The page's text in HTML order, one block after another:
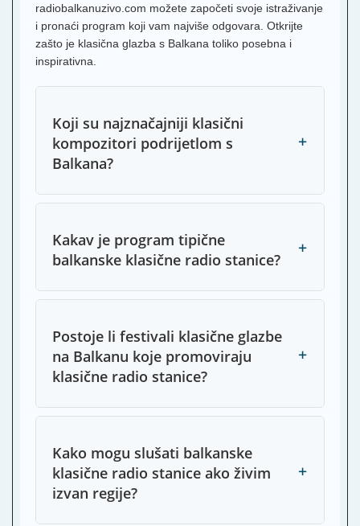
radiobalkanuzivo.com možete započeti svoje istraživanje
i pronaći program koji vam najviše odgovara. Otkrijte
zašto je klasična glazba s Balkana toliko posebna i
inspirativna.
Koji su najznačajniji klasični
kompozitori podrijetlom s
Balkana?
+
Kakav je program tipične
balkanske klasične radio stanice?
+
Postoje li festivali klasične glazbe
na Balkanu koje promoviraju
klasične radio stanice?
+
Kako mogu slušati balkanske
klasične radio stanice ako živim
izvan regije?
+